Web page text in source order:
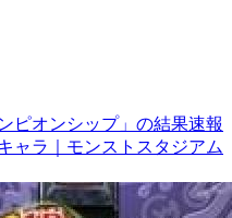
ピオンシップ」の結果速報
ャラ｜モンストスタジアム